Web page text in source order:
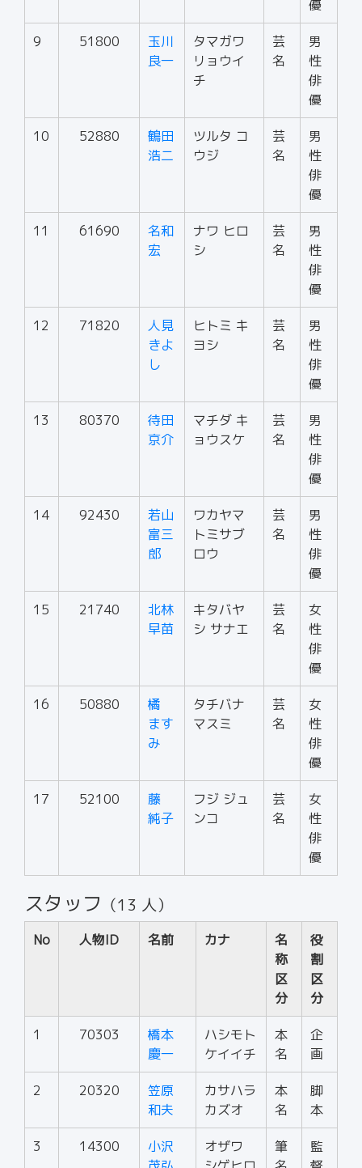
優
9 51800
玉川
良一
タマガワ
リョウイ
チ
芸
名
男
性
俳
優
10 52880
鶴田
浩二
ツルタ コ
ウジ
芸
名
男
性
俳
優
11 61690
名和
宏
ナワ ヒロ
シ
芸
名
男
性
俳
優
12 71820
人見
きよ
し
ヒトミ キ
ヨシ
芸
名
男
性
俳
優
13 80370
待田
京介
マチダ キ
ョウスケ
芸
名
男
性
俳
優
14 92430
若山
富三
郎
ワカヤマ
トミサブ
ロウ
芸
名
男
性
俳
優
15 21740
北林
早苗
キタバヤ
シ サナエ
芸
名
女
性
俳
優
16 50880
橘
ます
み
タチバナ
マスミ
芸
名
女
性
俳
優
17 52100
藤
純子
フジ ジュ
ンコ
芸
名
女
性
俳
優
スタッフ （13 人）
No 人物ID 名前 カナ
名
称
区
分
役
割
区
分
1 70303
橋本
慶一
ハシモト
ケイイチ
本
名
企
画
2 20320
笠原
和夫
カサハラ
カズオ
本
名
脚
本
3 14300
小沢
オザワ
筆
監